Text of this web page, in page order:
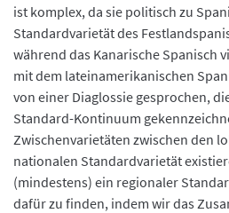
ist komplex, da sie politisch zu
Standardvarietät des
während das Kanarische Spanisch
mit dem lateinamerikanischen
von einer Diaglossie gesprochen,
Standard-Kontinuum
Zwischenvarietäten zwischen den
nationalen Standardvarietät
(mindestens) ein regionaler
dafür zu finden, indem wir das